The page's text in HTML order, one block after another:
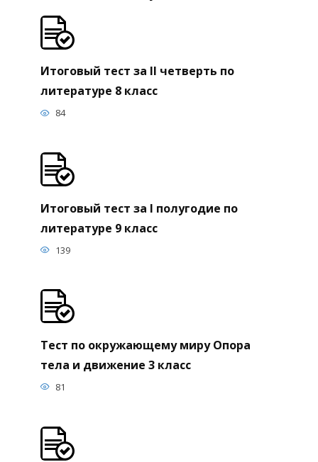
Итоговый тест за II четверть по
литературе 8 класс
84
Итоговый тест за I полугодие по
литературе 9 класс
139
Тест по окружающему миру Опора
тела и движение 3 класс
81